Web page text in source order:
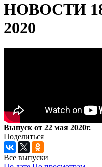
НОВОСТИ
2020
Выпуск от 22 мая 2020г.
Поделиться
Все выпуски